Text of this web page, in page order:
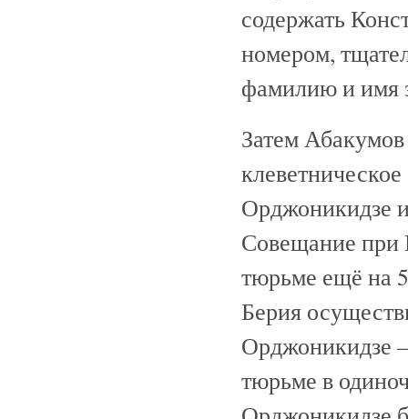
содержать
номером,
фамилию и имя
Затем
Орджоникидзе
Совещание при
тюрьме ещё на
Берия
Орджоникидзе
тюрьме в